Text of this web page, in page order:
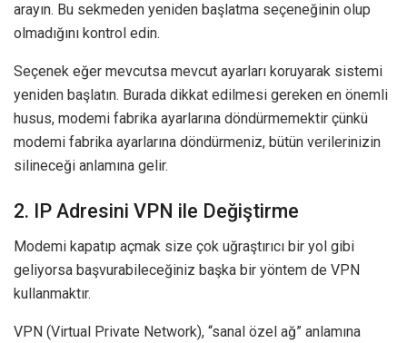
arayın. Bu sekmeden yeniden başlatma seçeneğinin olup
olmadığını kontrol edin.
Seçenek eğer mevcutsa mevcut ayarları koruyarak sistemi
yeniden başlatın. Burada dikkat edilmesi gereken en önemli
husus, modemi fabrika ayarlarına döndürmemektir çünkü
modemi fabrika ayarlarına döndürmeniz, bütün verilerinizin
silineceği anlamına gelir.
2. IP Adresini VPN ile Değiştirme
Modemi kapatıp açmak size çok uğraştırıcı bir yol gibi
geliyorsa başvurabileceğiniz başka bir yöntem de VPN
kullanmaktır.
VPN (Virtual Private Network), “sanal özel ağ” anlamına